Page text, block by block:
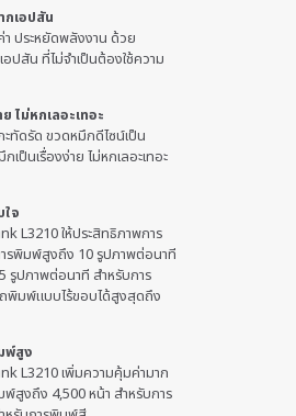
เอปสัน
ประหยัดพลังงาน ด้วย
ปสัน ที่ไม่จำเป็นต้องใช้ความ
ไม่หกเลอะเทอะ
ทัดรัด ขวดหมึกดีไซน์เป็น
ป็นเรื่องง่าย ไม่หกเลอะเทอะ
จ
L3210 ให้ประสิทธิภาพการ
รพิมพ์สูงถึง 10 รูปภาพต่อนาที
รูปภาพต่อนาที สำหรับการ
มพ์แบบไร้ขอบได้สูงสุดถึง
พ์สูง
L3210 เพิ่มความคุ้มค่ามาก
สูงถึง 4,500 หน้า สำหรับการ